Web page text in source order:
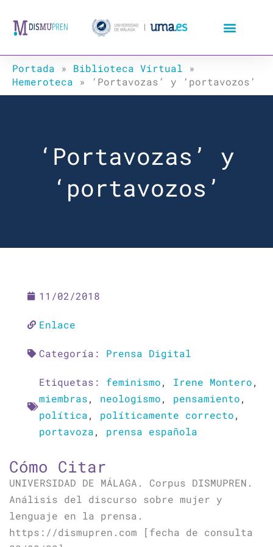
Portada » Biblioteca Virtual »
Hemeroteca » ‘Portavozas’ y ‘portavozos’
‘Portavozas’ y
‘portavozos’
11/02/2018
Enlace
Categoría: Prensa Digital
Etiquetas: feminismo, Irene Montero,
miembras, neologismo, pensamiento,
política, políticamente correcto,
portavoza, prensa española
Cómo Citar
UNIVERSIDAD DE MÁLAGA. Corpus DISMUPREN.
Análisis del discurso sobre mujer y
lenguaje en la prensa.
https://dismupren.com [fecha de consulta